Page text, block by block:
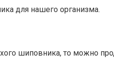
для нашего организма.
шиповника, то можно